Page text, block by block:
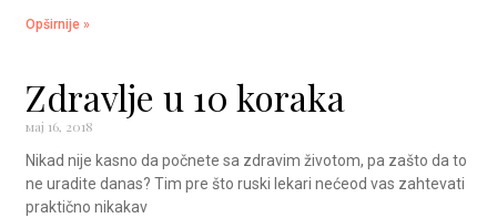
Opširnije »
Zdravlje u 10 koraka
мај 16, 2018
Nikad nije kasno da počnete sa zdravim životom, pa zašto da to
ne uradite danas? Tim pre što ruski lekari nećeod vas zahtevati
praktično nikakav